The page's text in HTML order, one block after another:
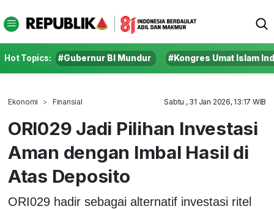
Hot Topics: #Gubernur BI Mundur #Kongres Umat Islam
Ekonomi Finansial Sabtu , 31 Jan 2026, 13:17 WIB
ORI029 Jadi Pilihan Investasi
Aman dengan Imbal Hasil di
Atas Deposito
ORI029 hadir sebagai alternatif investasi ritel